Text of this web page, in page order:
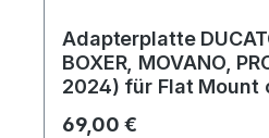
Adapterplatte
BOXER, MOVANO,
2024) für Flat Mount
Regulärer Preis:
69,00 €